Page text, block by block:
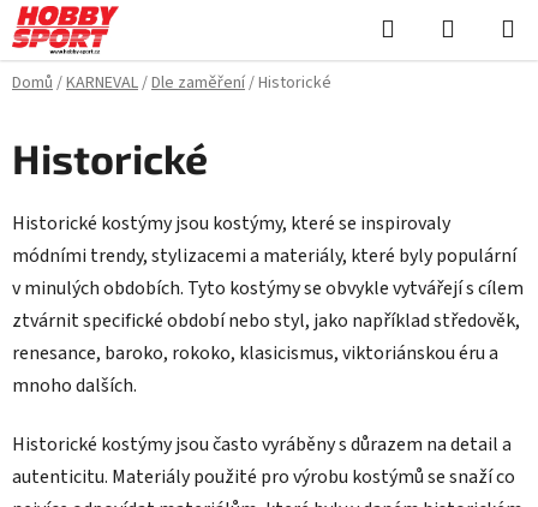
Přejít
na
obsah
Hledat
KOŠÍK
Domů/KARNEVAL/Dle zaměření/Historické
Historické
Historické kostýmy jsou kostýmy, které se inspirovaly
módními trendy, stylizacemi a materiály, které byly populární
v minulých obdobích. Tyto kostýmy se obvykle vytvářejí s cílem
ztvárnit specifické období nebo styl, jako například středověk,
renesance, baroko, rokoko, klasicismus, viktoriánskou éru a
mnoho dalších.
Historické kostýmy jsou často vyráběny s důrazem na detail a
autenticitu. Materiály použité pro výrobu kostýmů se snaží co